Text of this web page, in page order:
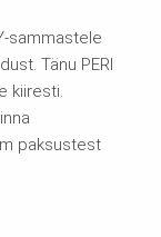
sammastele
Tänu PERI
kiiresti.
paksustest